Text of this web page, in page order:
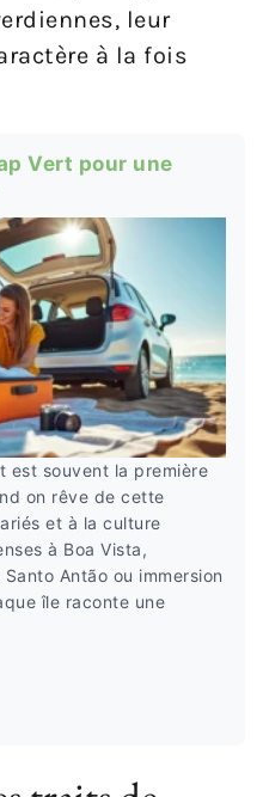
leur
à la fois
Vert pour une
est souvent la première
on rêve de cette
et à la culture
à Boa Vista,
Antão ou immersion
île raconte une